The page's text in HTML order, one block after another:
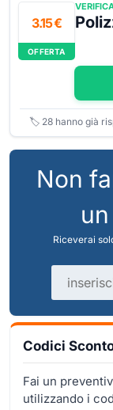
3.15 €
OFFERTA
🏷️ 28 hanno già
Non
Riceverai
Indirizzo
Codici
Fai un
utilizzando i